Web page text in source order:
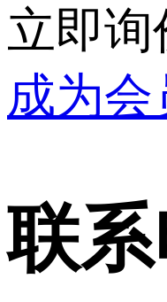
立即询
成为会
联